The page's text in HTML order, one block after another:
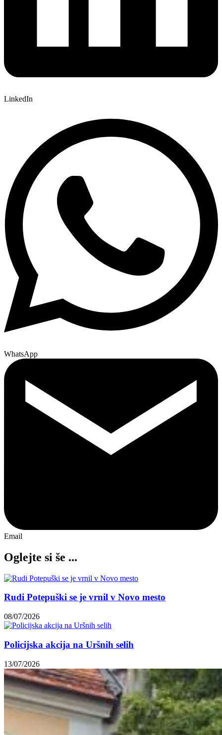
LinkedIn
WhatsApp
Email
Oglejte si še ...
Rudi Potepuški se je vrnil v Novo mesto
08/07/2026
Policijska akcija na Uršnih selih
13/07/2026